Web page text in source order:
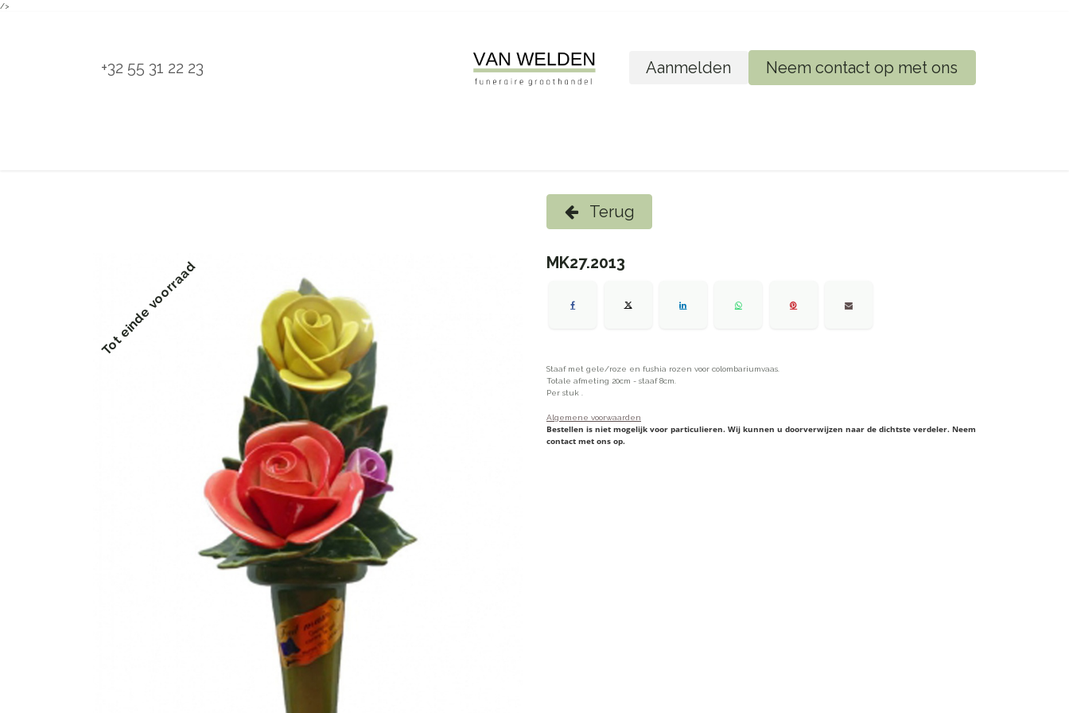
/>
+32 55 31 22 23 Aanmelden Neem contact op met ons
Terug
Tot einde voorraad MK27.2013
Staaf met gele/roze en fushia rozen voor colombariumvaas.
Totale afmeting 20cm - staaf 8cm.
Per stuk .
Algemene voorwaarden
Bestellen is niet mogelijk voor particulieren. Wij kunnen u doorverwijzen naar de dichtste verdeler. Neem
contact met ons op.